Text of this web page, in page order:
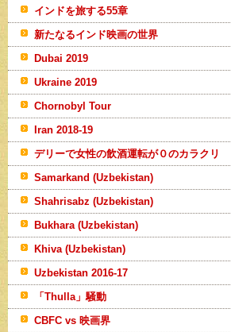
インドを旅する55章
新たなるインド映画の世界
Dubai 2019
Ukraine 2019
Chornobyl Tour
Iran 2018-19
デリーで女性の飲酒運転が０のカラクリ
Samarkand (Uzbekistan)
Shahrisabz (Uzbekistan)
Bukhara (Uzbekistan)
Khiva (Uzbekistan)
Uzbekistan 2016-17
「Thulla」騒動
CBFC vs 映画界